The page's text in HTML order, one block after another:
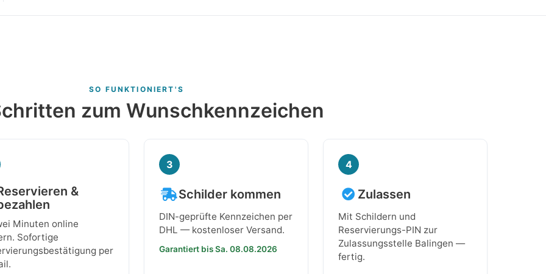
SO FUNKTIONIERT'S
zum Wunschkennzeichen
&
Minuten online
Sofortige
per
3
Schilder kommen
DIN-geprüfte Kennzeichen per
DHL — kostenloser Versand.
Garantiert bis Sa. 08.08.2026
4
Zulassen
Mit Schildern und
Reservierungs-PIN zur
Zulassungsstelle Balingen —
fertig.